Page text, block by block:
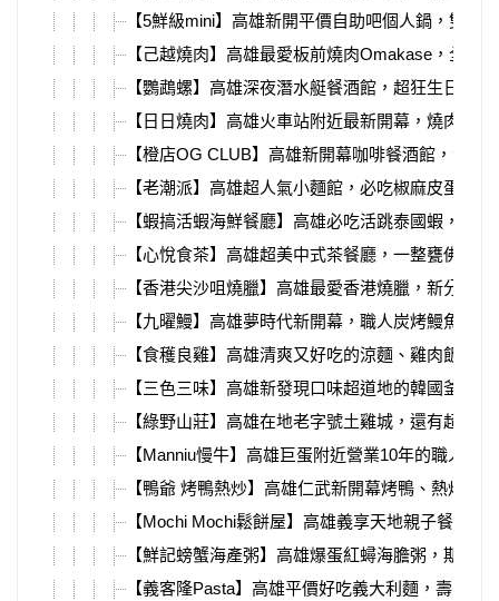
【5鮮級mini】高雄新開平價自助吧個人鍋，雙主
【己越燒肉】高雄最愛板前燒肉Omakase，全新
【鸚鵡螺】高雄深夜潛水艇餐酒館，超狂生日香
【日日燒肉】高雄火車站附近最新開幕，燒肉套
【橙店OG CLUB】高雄新開幕咖啡餐酒館，深夜
【老潮派】高雄超人氣小麵館，必吃椒麻皮蛋麵
【蝦搞活蝦海鮮餐廳】高雄必吃活跳泰國蝦，爆
【心悅食茶】高雄超美中式茶餐廳，一整甕佛跳
【香港尖沙咀燒臘】高雄最愛香港燒臘，新分店
【九曜鰻】高雄夢時代新開幕，職人炭烤鰻魚飯
【食穫良雞】高雄清爽又好吃的涼麵、雞肉飯，
【三色三味】高雄新發現口味超道地的韓國釜飯
【綠野山莊】高雄在地老字號土雞城，還有超大
【Manniu慢牛】高雄巨蛋附近營業10年的職人牛
【鴨爺 烤鴨熱炒】高雄仁武新開幕烤鴨、熱炒港
【Mochi Mochi鬆餅屋】高雄義享天地親子餐廳推
【鮮記螃蟹海產粥】高雄爆蛋紅蟳海膽粥，期間
【義客隆Pasta】高雄平價好吃義大利麵，壽星還